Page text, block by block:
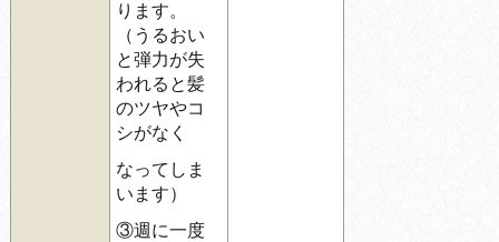
ります。
（うるおい
と弾力が失
われると髪
のツヤやコ
シがなく
なってしま
います）
③週に一度